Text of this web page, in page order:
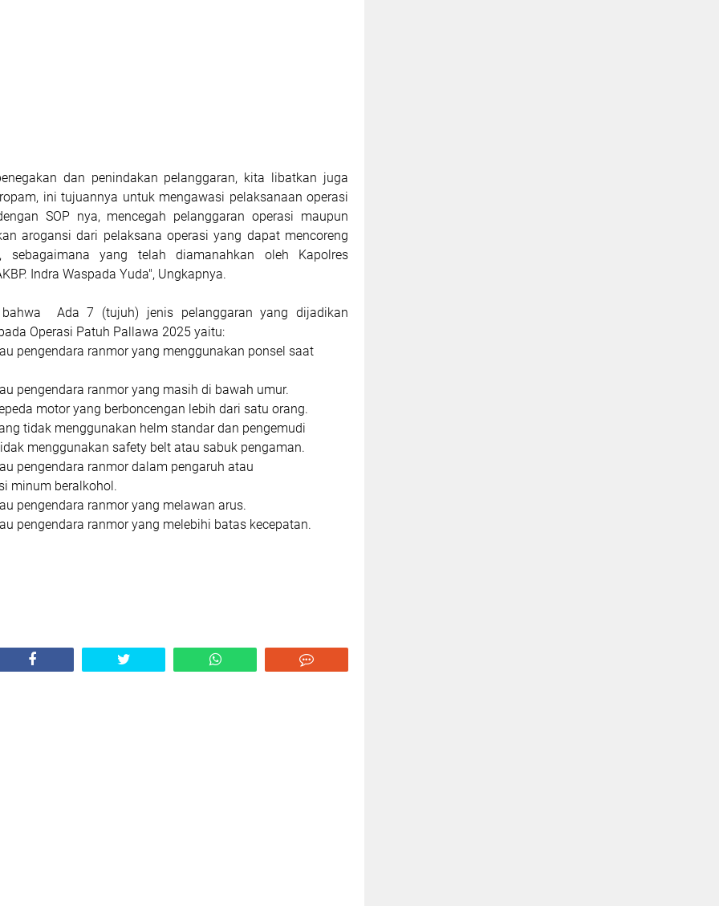
dan penindakan pelanggaran, kita libatkan juga
ini tujuannya untuk mengawasi pelaksanaan operasi
SOP nya, mencegah pelanggaran operasi maupun
arogansi dari pelaksana operasi yang dapat mencoreng
sebagaimana yang telah diamanahkan oleh Kapolres
Indra Waspada Yuda", Ungkapnya.
bahwa Ada 7 (tujuh) jenis pelanggaran yang dijadikan
Operasi Patuh Pallawa 2025 yaitu:
pengendara ranmor yang menggunakan ponsel saat
pengendara ranmor yang masih di bawah umur.
motor yang berboncengan lebih dari satu orang.
tidak menggunakan helm standar dan pengemudi
menggunakan safety belt atau sabuk pengaman.
pengendara ranmor dalam pengaruh atau
minum beralkohol.
pengendara ranmor yang melawan arus.
pengendara ranmor yang melebihi batas kecepatan.